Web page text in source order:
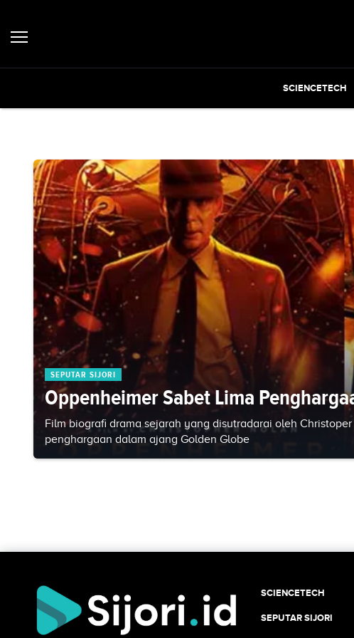
SCIENCETECH
SEPUTAR SIJORI
Oppenheimer Sabet Lima
Film biografi drama sejarah yang disutradarai oleh
penghargaan dalam ajang Golden Globe
SCIENCETECH
SEPUTAR SIJORI